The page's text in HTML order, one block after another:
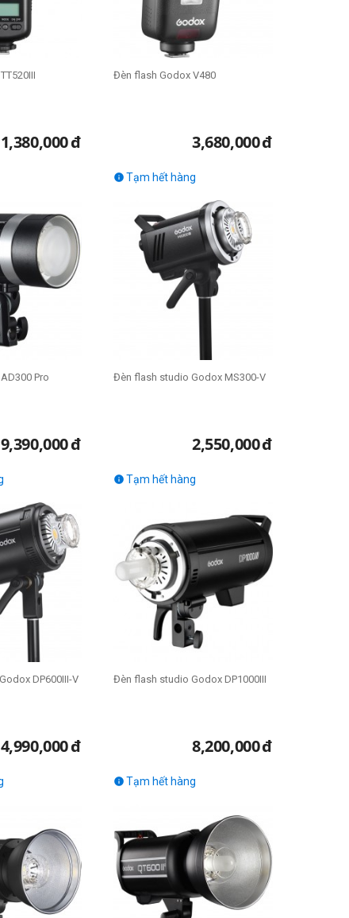
1,380,000đ
Đèn flash Godox V480
3,680,000đ
Pro
9,390,000đ
Tạm hết hàng

Đèn flash studio Godox MS300-V
2,550,000đ
DP600III-V
4,990,000đ
Tạm hết hàng

Đèn flash studio Godox DP1000III
8,200,000đ
Tạm hết hàng
